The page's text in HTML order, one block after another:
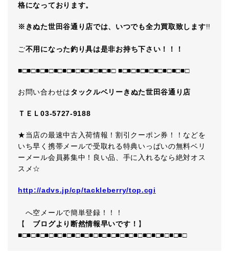
格になっております。
※きぬた世田谷通り店では、いつでも全力買取致します!!
ご不用になった釣り具は是非お持ち下さい！！！
■□■□■□■□■□■□■□■□■□■□■□ ■□■□■□■□■□■□■□■□
お問い合わせはタックルベリーきぬた世田谷通り店
ＴＥＬ03-5727-9188
★当店の最速中古入荷情報！割引クーポン券！！などを
いち早く携帯メールで受取れる特典いっぱいの無料ベリ
ーメール会員募集中！良い品、手に入れるなら絶対オス
スメ☆
http://advs.jp/cp/tackleberry/top.cgi
へ空メールで簡単登録！！！
【
ブログより断然情報早いです！ 】
■□■□■□■□■□■□■□■□■□■□■□■□■□■□■□■□■□■□■□